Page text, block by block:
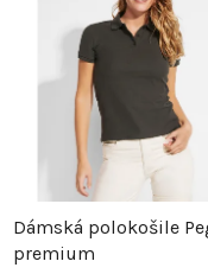
Dámská polokošile
premium